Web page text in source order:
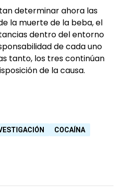
determinar ahora las
la muerte de la beba, el
dentro del entorno
de cada uno
tanto, los tres continúan
de la causa.
COCAÍNA